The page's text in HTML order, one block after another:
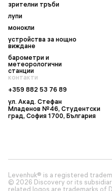
зрителни тръби
лупи
монокли
устройства за нощно
виждане
барометри и
метеорологични
станции
контакти
+359 882 53 76 89
ул. Акад. Стефан
Младенов №46, Студентски
град, София 1700, България
Levenhuk® is a registered
© 2026 Discovery or its
related logos are trademarks of